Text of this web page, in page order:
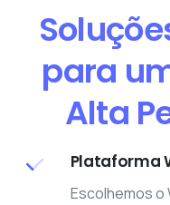
para
Alta
Plataforma
Escolhemos